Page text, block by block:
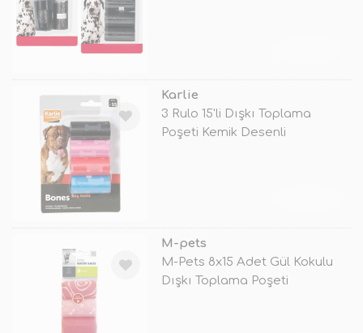
Karlie
3 Rulo 15'li Dışkı Toplama
Poşeti Kemik Desenli
M-pets
M-Pets 8x15 Adet Gül Kokulu
Dışkı Toplama Poşeti